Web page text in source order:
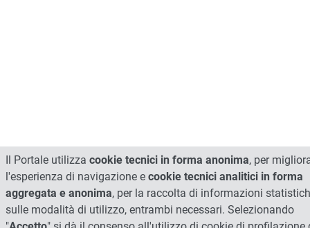
Il Portale utilizza cookie tecnici in forma anonima, per
l'esperienza di navigazione e cookie tecnici analitici in forma
aggregata e anonima, per la raccolta di informazioni
sulle modalità di utilizzo, entrambi necessari. Selezionando